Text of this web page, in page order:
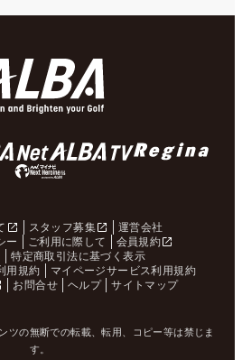
スタッフ募集
運営会社
ー
ご利用に際して
会員規約
特定商取引法に基づく表示
用規約
マイページサービス利用規約
お問合せ ヘルプ サイトマップ
ツの無断での転載、転用、コピー等は禁じま
す。